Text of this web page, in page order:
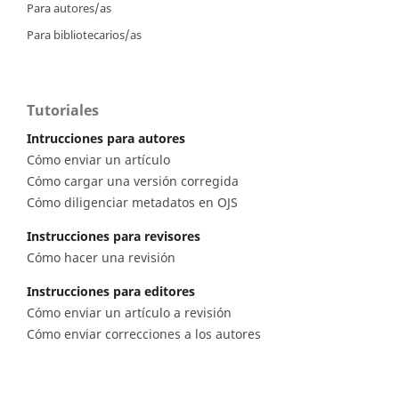
Para autores/as
Para bibliotecarios/as
Tutoriales
Intrucciones para autores
Cómo enviar un artículo
Cómo cargar una versión corregida
Cómo diligenciar metadatos en OJS
Instrucciones para revisores
Cómo hacer una revisión
Instrucciones para editores
Cómo enviar un artículo a revisión
Cómo enviar correcciones a los autores